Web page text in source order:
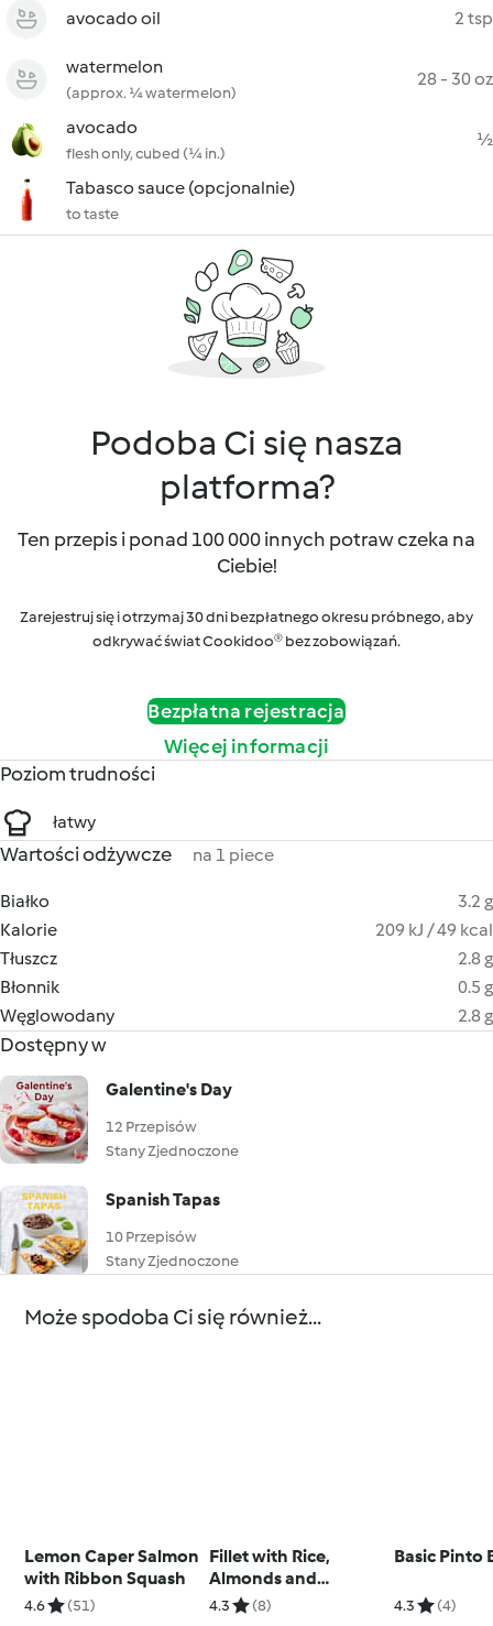
avocado oil 2 tsp
watermelon
(approx. ¼ watermelon)
28 - 30 oz
avocado
flesh only, cubed (¼ in.)
½
Tabasco sauce (opcjonalnie)
to taste
Podoba Ci się nasza
platforma?
Ten przepis i ponad 100 000 innych potraw czeka na
Ciebie!
Zarejestruj się i otrzymaj 30 dni bezpłatnego okresu próbnego, aby
odkrywać świat Cookidoo® bez zobowiązań.
Bezpłatna rejestracja
Więcej informacji
Poziom trudności
łatwy
Wartości odżywcze na 1 piece
Białko
3.2 g
Kalorie
209 kJ / 49 kcal
Tłuszcz
2.8 g
Błonnik
0.5 g
Węglowodany
2.8 g
Dostępny w
Galentine's Day
12 Przepisów
Stany Zjednoczone
Spanish Tapas
10 Przepisów
Stany Zjednoczone
Może spodoba Ci się również...
Lemon Caper Salmon
with Ribbon Squash
4.6 (51)
Fillet with Rice,
Almonds and
Cranberries
4.3 (8)
Basic Pinto
4.3 (4)